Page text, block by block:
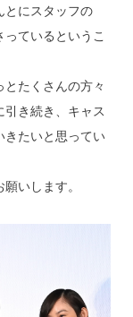
とにスタッフの
ているというこ
たくさんの方々
き続き、キャス
きたいと思ってい
いします。